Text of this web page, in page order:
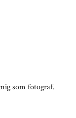
som fotograf.